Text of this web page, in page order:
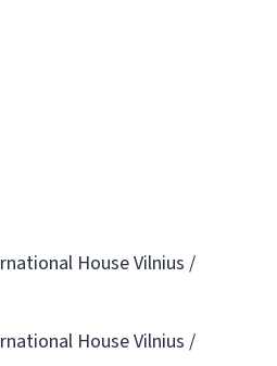
House Vilnius /
House Vilnius /